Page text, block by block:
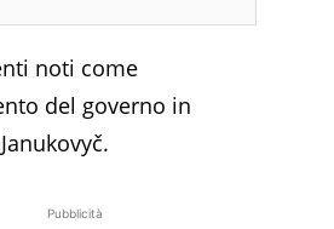
noti come
del governo in
Pubblicità